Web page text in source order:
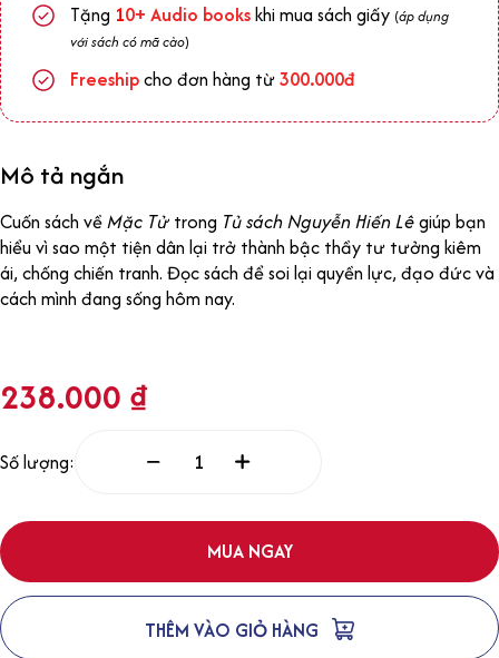
Tặng 10+ Audio bookskhi mua sách giấy (áp dụng
với sách có mã cào)
Freeshipcho đơn hàng từ300.000đ
Mô tả ngắn
Cuốn sách vềMặc Tử trong Tủ sách Nguyễn Hiến Lêgiúp bạn
hiểu vì sao một tiện dân lại trở thành bậc thầy tư tưởng kiêm
ái, chống chiến tranh. Đọc sách để soi lại quyền lực, đạo đức và
cách mình đang sống hôm nay.
238.000 ₫
Số lượng:
MUA NGAY
THÊM VÀO GIỎ HÀNG